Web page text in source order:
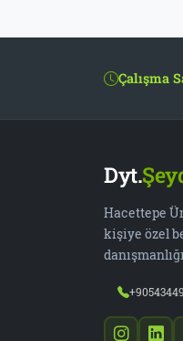
Çalışma
Dyt.
Hacettepe
kişiye özel